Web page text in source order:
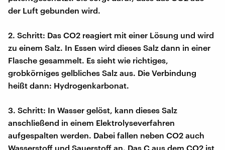
der Luft gebunden wird.
2. Schritt: Das CO2 reagiert mit einer Lösung und wird
zu einem Salz. In Essen wird dieses Salz dann in einer
Flasche gesammelt. Es sieht wie richtiges,
grobkörniges gelbliches Salz aus. Die Verbindung
heißt dann: Hydrogenkarbonat.
3. Schritt: In Wasser gelöst, kann dieses Salz
anschließend in einem Elektrolyseverfahren
aufgespalten werden. Dabei fallen neben CO2 auch
Wasserstoff und Sauerstoff an. Das C aus dem CO2 ist